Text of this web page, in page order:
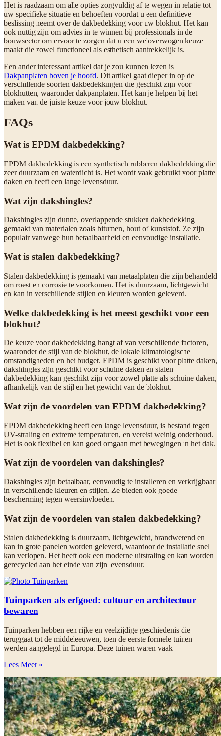
Het is raadzaam om alle opties zorgvuldig af te wegen in relatie tot
uw specifieke situatie en behoeften voordat u een definitieve
beslissing neemt over de dakbedekking voor uw blokhut. Het kan
ook nuttig zijn om advies in te winnen bij professionals in de
bouwsector om ervoor te zorgen dat u een weloverwogen keuze
maakt die zowel functioneel als esthetisch aantrekkelijk is.
Een ander interessant artikel dat je zou kunnen lezen is
Dakpanplaten boven je hoofd. Dit artikel gaat dieper in op de
verschillende soorten dakbedekkingen die geschikt zijn voor
blokhutten, waaronder dakpanplaten. Het kan je helpen bij het
maken van de juiste keuze voor jouw blokhut.
FAQs
Wat is EPDM dakbedekking?
EPDM dakbedekking is een synthetisch rubberen dakbedekking die
zeer duurzaam en waterdicht is. Het wordt vaak gebruikt voor platte
daken en heeft een lange levensduur.
Wat zijn dakshingles?
Dakshingles zijn dunne, overlappende stukken dakbedekking
gemaakt van materialen zoals bitumen, hout of kunststof. Ze zijn
populair vanwege hun betaalbaarheid en eenvoudige installatie.
Wat is stalen dakbedekking?
Stalen dakbedekking is gemaakt van metaalplaten die zijn behandeld
om roest en corrosie te voorkomen. Het is duurzaam, lichtgewicht
en kan in verschillende stijlen en kleuren worden geleverd.
Welke dakbedekking is het meest geschikt voor een
blokhut?
De keuze voor dakbedekking hangt af van verschillende factoren,
waaronder de stijl van de blokhut, de lokale klimatologische
omstandigheden en het budget. EPDM is geschikt voor platte daken,
dakshingles zijn geschikt voor schuine daken en stalen
dakbedekking kan geschikt zijn voor zowel platte als schuine daken,
afhankelijk van de stijl en het gewicht van de blokhut.
Wat zijn de voordelen van EPDM dakbedekking?
EPDM dakbedekking heeft een lange levensduur, is bestand tegen
UV-straling en extreme temperaturen, en vereist weinig onderhoud.
Het is ook flexibel en kan goed omgaan met bewegingen in het dak.
Wat zijn de voordelen van dakshingles?
Dakshingles zijn betaalbaar, eenvoudig te installeren en verkrijgbaar
in verschillende kleuren en stijlen. Ze bieden ook goede
bescherming tegen weersinvloeden.
Wat zijn de voordelen van stalen dakbedekking?
Stalen dakbedekking is duurzaam, lichtgewicht, brandwerend en
kan in grote panelen worden geleverd, waardoor de installatie snel
kan verlopen. Het heeft ook een moderne uitstraling en kan worden
gerecycled aan het einde van zijn levensduur.
Tuinparken als erfgoed: cultuur en architectuur
bewaren
Tuinparken hebben een rijke en veelzijdige geschiedenis die
teruggaat tot de middeleeuwen, toen de eerste formele tuinen
werden aangelegd in Europa. Deze tuinen waren vaak
Lees Meer »